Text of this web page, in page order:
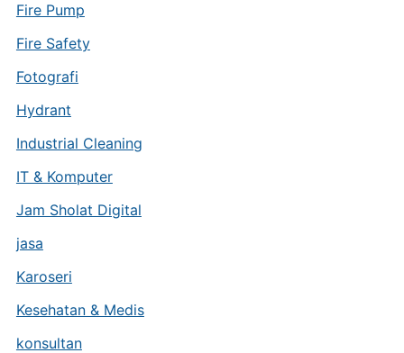
Fire Pump
Fire Safety
Fotografi
Hydrant
Industrial Cleaning
IT & Komputer
Jam Sholat Digital
jasa
Karoseri
Kesehatan & Medis
konsultan